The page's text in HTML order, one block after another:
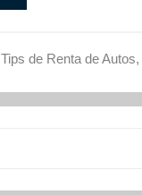
Tips de Renta de Autos,